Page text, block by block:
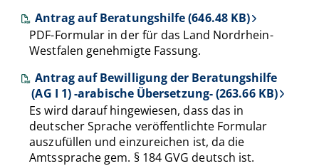
Antrag auf Beratungshilfe (646.48 KB)
PDF-Formular in der für das Land Nordrhein-
Westfalen genehmigte Fassung.
Antrag auf Bewilligung der Beratungshilfe
(AG I 1) -arabische Übersetzung- (263.66 KB)
Es wird darauf hingewiesen, dass das in
deutscher Sprache veröffentlichte Formular
auszufüllen und einzureichen ist, da die
Amtssprache gem. § 184 GVG deutsch ist.